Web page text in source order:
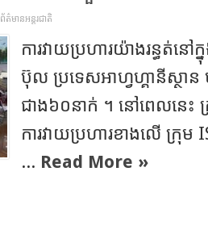
ព័ត៌មានអន្តរជាតិ
ការវាយប្រហារយ៉ាងរន្ធត់នៅ
ប៊ុល ប្រទេសអាហ្វហ្គានីស្ថាន
ជាង​៦០នាក់ ។ នៅពេលនេះ
ការវាយប្រហារខាងលើ ក្រុម​
... Read More »